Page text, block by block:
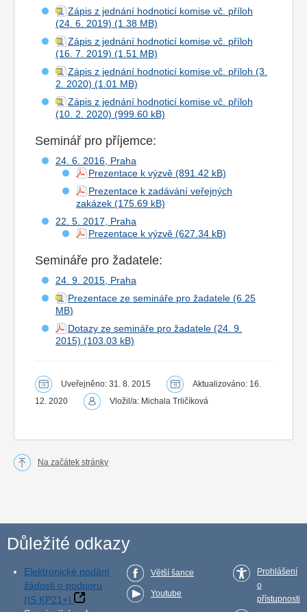
Zápis z jednání hodnoticí komise vč. příloh
(24. 6. 2019)
Zápis z jednání hodnoticí komise vč. příloh
(16. 7. 2019)
Zápis z jednání hodnoticí komise vč. příloh (3.
2. 2020)
Zápis z jednání hodnoticí komise vč. příloh
(10. 2. 2020)
Seminář pro příjemce:
24. 6. 2016, Praha
Prezentace k výzvě
Prezentace k zadávání veřejných
zakázek
22. 5. 2017, Praha
Prezentace k výzvě
Semináře pro žadatele:
24. 9. 2015, Praha
Prezentace ze semináře pro žadatele
Dotazy ze semináře pro žadatele (24. 9.
2015)
Uveřejněno: 31. 8. 2015
Aktualizováno: 16.
12. 2020
Vložil/a: Michala Trličíková
Na začátek stránky
Důležité odkazy
Elektronické podání
žádosti o podporu
(IS KP21+)
Větší šance
Youtube
Prohlášení
o
přístupnosti